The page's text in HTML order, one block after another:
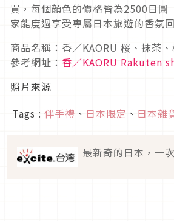
買，每個顏色的價格皆為2500日圓
家能度過享受專屬日本旅遊的香氛
商品名稱：香／KAORU 桜、抹茶
參考網址： 香／KAORU Rakuten
照片來源
Tags : 伴手禮 、 日本限定 、 日本雜
最新奇的日本，一